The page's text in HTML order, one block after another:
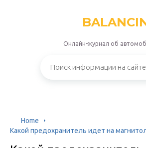
Онлайн-журнал об
Home
Какой предохранитель идет на